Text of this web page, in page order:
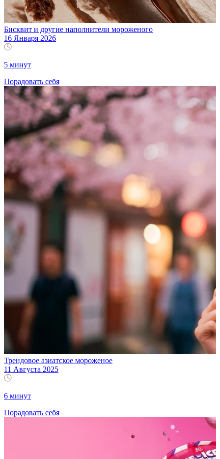
Бисквит и другие наполнители мороженого
16 Января 2026
5 минут
Порадовать себя
Трендовое азиатское мороженое
11 Августа 2025
6 минут
Порадовать себя